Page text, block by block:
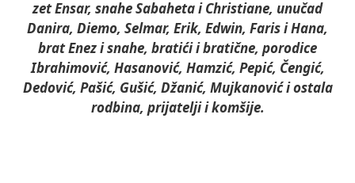
zet Ensar, snahe Sabaheta i Christiane, unučad
Danira, Diemo, Selmar, Erik, Edwin, Faris i Hana,
brat Enez i snahe, bratići i bratične, porodice
Ibrahimović, Hasanović, Hamzić, Pepić, Čengić,
Dedović, Pašić, Gušić, Džanić, Mujkanović i ostala
rodbina, prijatelji i komšije.